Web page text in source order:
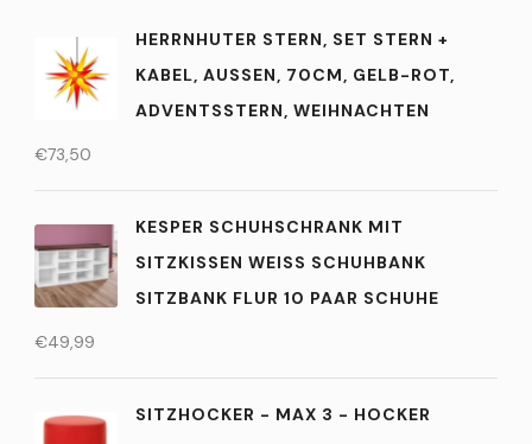
HERRNHUTER STERN, SET STERN +
KABEL, AUSSEN, 70CM, GELB-ROT, A
DVENTSSTERN, WEIHNACHTEN
€73,50
KESPER SCHUHSCHRANK MIT
SITZKISSEN WEISS SCHUHBANK S
ITZBANK FLUR 10 PAAR SCHUHE
€49,99
SITZHOCKER - MAX 3 - HOCKER